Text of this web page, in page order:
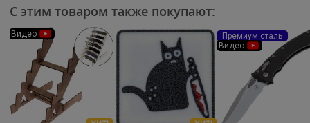
С этим товаром также покупают:
Видео
Премиум сталь
Видео